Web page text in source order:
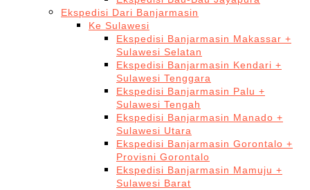
Ekspedisi Dari Banjarmasin
Ke Sulawesi
Ekspedisi Banjarmasin Makassar +
Sulawesi Selatan
Ekspedisi Banjarmasin Kendari +
Sulawesi Tenggara
Ekspedisi Banjarmasin Palu +
Sulawesi Tengah
Ekspedisi Banjarmasin Manado +
Sulawesi Utara
Ekspedisi Banjarmasin Gorontalo +
Provisni Gorontalo
Ekspedisi Banjarmasin Mamuju +
Sulawesi Barat